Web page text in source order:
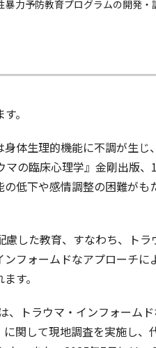
暴力予防教育プログラムの開発・
。
体生理的機能に不調が生じ
の臨床心理学』金剛出版
低下や感情調整の困難がも
した教育、すなわち、トラ
フォームドなアプローチに
す。
、トラウマ・インフォーム
関して現地調査を実施し、